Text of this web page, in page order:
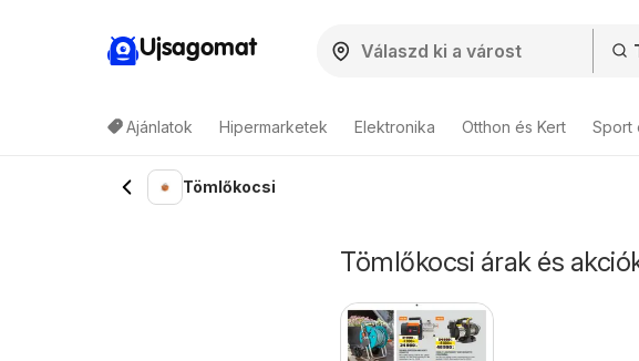
Ujsagomat
Ajánlatok Hipermarketek Elektronika Otthon és Kert Sport
Tömlőkocsi
Tömlőkocsi árak és